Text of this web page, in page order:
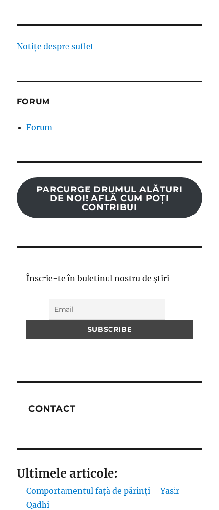
Notițe despre suflet
FORUM
Forum
PARCURGE DRUMUL ALĂTURI
DE NOI! AFLĂ CUM POȚI
CONTRIBUI
Înscrie-te în buletinul nostru de știri
CONTACT
Ultimele articole:
Comportamentul față de părinți – Yasir
Qadhi